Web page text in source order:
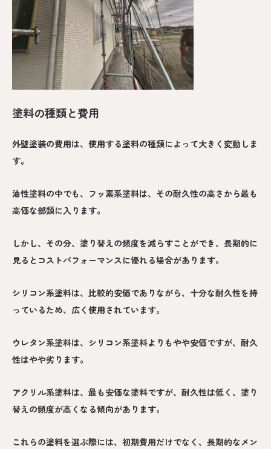
塗料の種類と費用
外壁塗装の費用は、使用する塗料の種類によって大きく変動しま
す。
油性塗料の中でも、フッ素系塗料は、その耐久性の高さから最も
高価な部類に入ります。
しかし、その分、塗り替えの頻度を減らすことができ、長期的に
見るとコストパフォーマンスに優れる場合があります。
シリコン系塗料は、比較的安価でありながら、十分な耐久性を持
っているため、広く使用されています。
ウレタン系塗料は、シリコン系塗料よりもやや安価ですが、耐久
性はやや劣ります。
アクリル系塗料は、最も安価な塗料ですが、耐久性は低く、塗り
替えの頻度が高くなる傾向があります。
これらの塗料を選ぶ際には、初期費用だけでなく、長期的なメン